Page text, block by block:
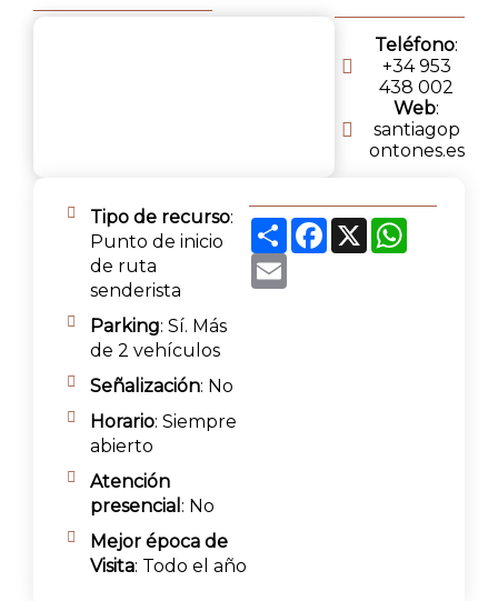
Teléfono:
+34 953
438 002
Web:
santiagop
ontones.es
Tipo de recurso:
Punto de inicio
de ruta
senderista
Parking: Sí. Más
de 2 vehículos
Señalización: No
Horario: Siempre
abierto
Atención
presencial : No
Mejor época de
Visita: Todo el año
ShareFacebook
X